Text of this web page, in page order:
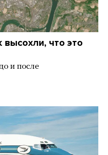
высохли, что это
и после